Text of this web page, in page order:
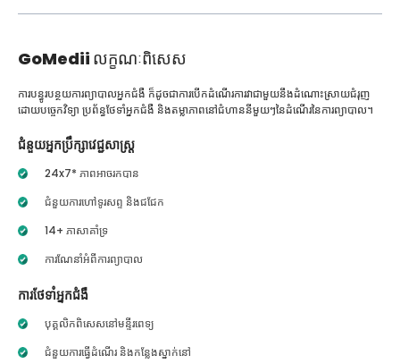
GoMedii លក្ខណៈពិសេស
ការបន្ធូរបន្ថយការព្យាបាលអ្នកជំងឺ ក៏ដូចជាការបើកដំណើរការវាជាមួយនឹងដំណោះស្រាយជំរុញ
ដោយបច្ចេកវិទ្យា ប្រព័ន្ធថែទាំអ្នកជំងឺ និងតម្លាភាពនៅជំហាននីមួយៗនៃដំណើរនៃការព្យាបាល។
ជំនួយអ្នកប្រឹក្សាវេជ្ជសាស្ត្រ
24x7* ភាពអាចរកបាន
ជំនួយការហៅទូរសព្ទ និងជជែក
14+ ភាសាគាំទ្រ
ការណែនាំអំពីការព្យាបាល
ការថែទាំអ្នកជំងឺ
បុគ្គលិកពិសេសនៅមន្ទីរពេទ្យ
ជំនួយការធ្វើដំណើរ និងកន្លែងស្នាក់នៅ